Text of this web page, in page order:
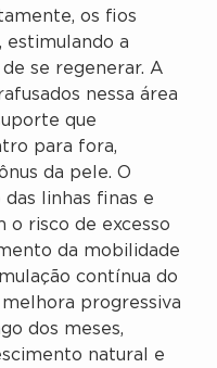
os fios
estimulando a
se regenerar. A
nessa área
que
para fora,
da pele. O
das linhas finas e
o risco de excesso
da mobilidade
contínua do
progressiva
dos meses,
natural e